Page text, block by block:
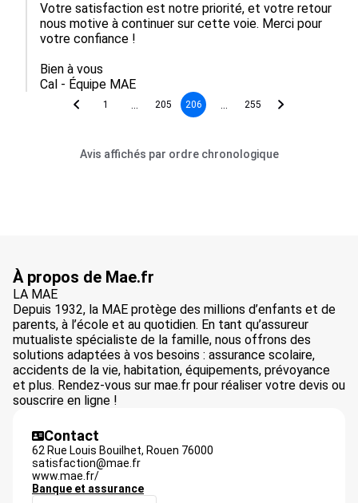
Votre satisfaction est notre priorité, et votre retour
nous motive à continuer sur cette voie. Merci pour
votre confiance !
Bien à vous
Cal - Équipe MAE
1 205 206 255
Avis affichés par ordre chronologique
À propos de Mae.fr
LA MAE
Depuis 1932, la MAE protège des millions d’enfants et de
parents, à l’école et au quotidien. En tant qu’assureur
mutualiste spécialiste de la famille, nous offrons des
solutions adaptées à vos besoins : assurance scolaire,
accidents de la vie, habitation, équipements, prévoyance
et plus. Rendez-vous sur mae.fr pour réaliser votre devis ou
souscrire en ligne !
Contact
62 Rue Louis Bouilhet, Rouen 76000
satisfaction@mae.fr
www.mae.fr/
Banque et assurance